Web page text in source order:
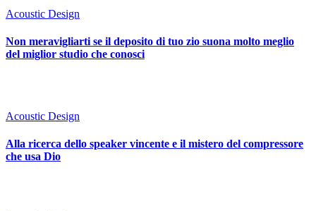
Acoustic Design
Non meravigliarti se il deposito di tuo zio suona molto meglio
del miglior studio che conosci
Acoustic Design
Alla ricerca dello speaker vincente e il mistero del compressore
che usa Dio